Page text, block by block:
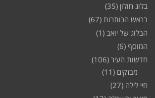
בלוג חולון (35)
בראש הכותרות (67)
הבלוג של יואב (1)
המוסף (6)
חדשות העיר (106)
מבזקים (11)
חיי לילה (27)